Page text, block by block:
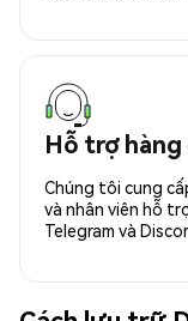
Hỗ trợ hàng
Chúng tôi cung
và nhân viên hỗ
Telegram và